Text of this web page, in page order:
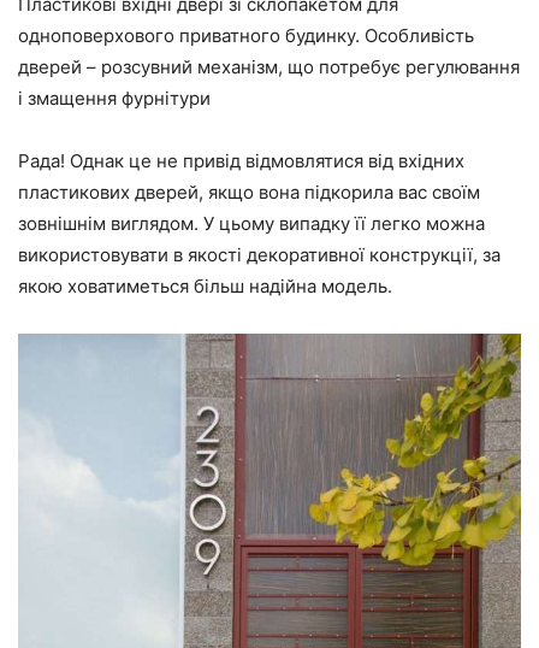
одноповерхового приватного будинку. Особливість
дверей – розсувний механізм, що потребує регулювання
і змащення фурнітури
Рада! Однак це не привід відмовлятися від вхідних
пластикових дверей, якщо вона підкорила вас своїм
зовнішнім виглядом. У цьому випадку її легко можна
використовувати в якості декоративної конструкції, за
якою ховатиметься більш надійна модель.